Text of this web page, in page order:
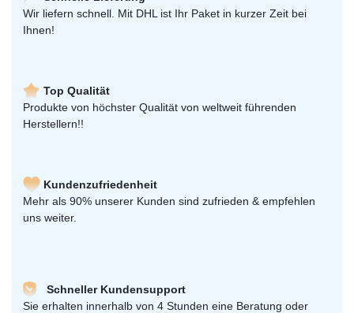
Wir liefern schnell. Mit DHL ist Ihr Paket in kurzer Zeit bei
Ihnen!
Top Qualität
Produkte von höchster Qualität von weltweit führenden
Herstellern!!
Kundenzufriedenheit
Mehr als 90% unserer Kunden sind zufrieden & empfehlen
uns weiter.
Schneller Kundensupport
Sie erhalten innerhalb von 4 Stunden eine Beratung oder